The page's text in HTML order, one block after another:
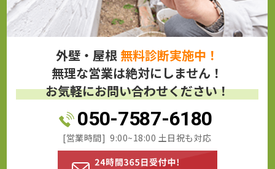
外壁・屋根 無料診断実施中！
無理な営業は絶対にしません！
お気軽にお問い合わせください！
050-7587-6180
[営業時間] 9:00~18:00 土日祝も対応